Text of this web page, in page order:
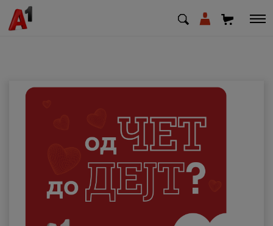
Деловни
Поддршка